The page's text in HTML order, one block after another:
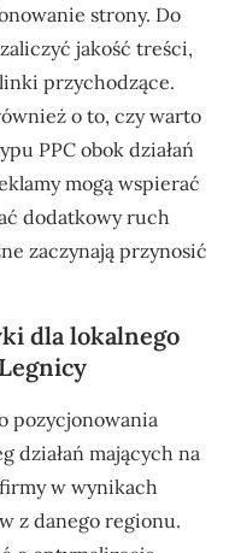
strony. Do
jakość treści,
przychodzące.
o to, czy warto
PPC obok działań
mogą wspierać
dodatkowy ruch
zaczynają przynosić
dla lokalnego
pozycjonowania
działań mających na
w wynikach
z danego regionu.